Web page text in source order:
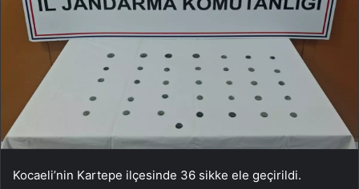
Kocaeli’nin Kartepe ilçesinde 36 sikke ele geçirildi.